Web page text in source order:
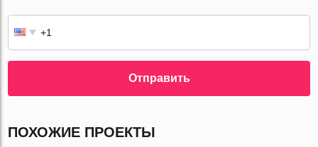
Отправить
ПОХОЖИЕ ПРОЕКТЫ